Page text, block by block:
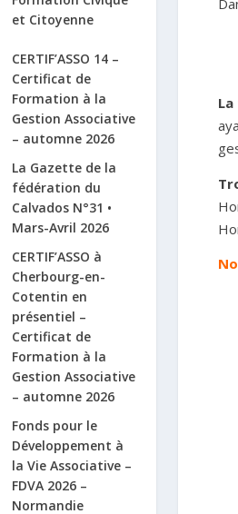
et Citoyenne
CERTIF’ASSO 14 –
Certificat de
Formation à la
Gestion Associative
– automne 2026
La Gazette de la
fédération du
Calvados N°31 •
Mars-Avril 2026
CERTIF’ASSO à
Cherbourg-en-
Cotentin en
présentiel –
Certificat de
Formation à la
Gestion Associative
– automne 2026
Fonds pour le
Développement à
la Vie Associative –
FDVA 2026 –
Normandie